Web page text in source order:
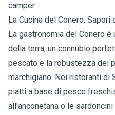
camper.
La Cucina del Conero: Sapori
La gastronomia del Conero
della terra, un connubio
pescato e la robustezza dei
marchigiano. Nei ristoranti
piatti a base di pesce
all'anconetana o le